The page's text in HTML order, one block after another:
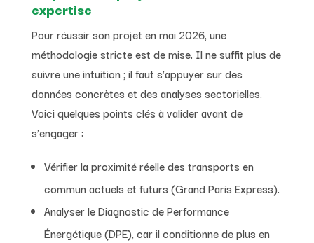
expertise
Pour réussir son projet en mai 2026, une
méthodologie stricte est de mise. Il ne suffit plus de
suivre une intuition ; il faut s’appuyer sur des
données concrètes et des analyses sectorielles.
Voici quelques points clés à valider avant de
s’engager :
Vérifier la proximité réelle des transports en
commun actuels et futurs (Grand Paris Express).
Analyser le Diagnostic de Performance
Énergétique (DPE), car il conditionne de plus en